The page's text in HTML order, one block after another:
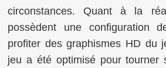
circonstances. Quant à la
possèdent une configuration
profiter des graphismes HD du
jeu a été optimisé pour tourner